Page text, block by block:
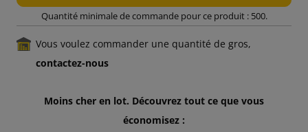
Quantité minimale de commande pour ce produit : 500.
Vous voulez commander une quantité de gros,
contactez-nous
Moins cher en lot. Découvrez tout ce que vous
économisez :